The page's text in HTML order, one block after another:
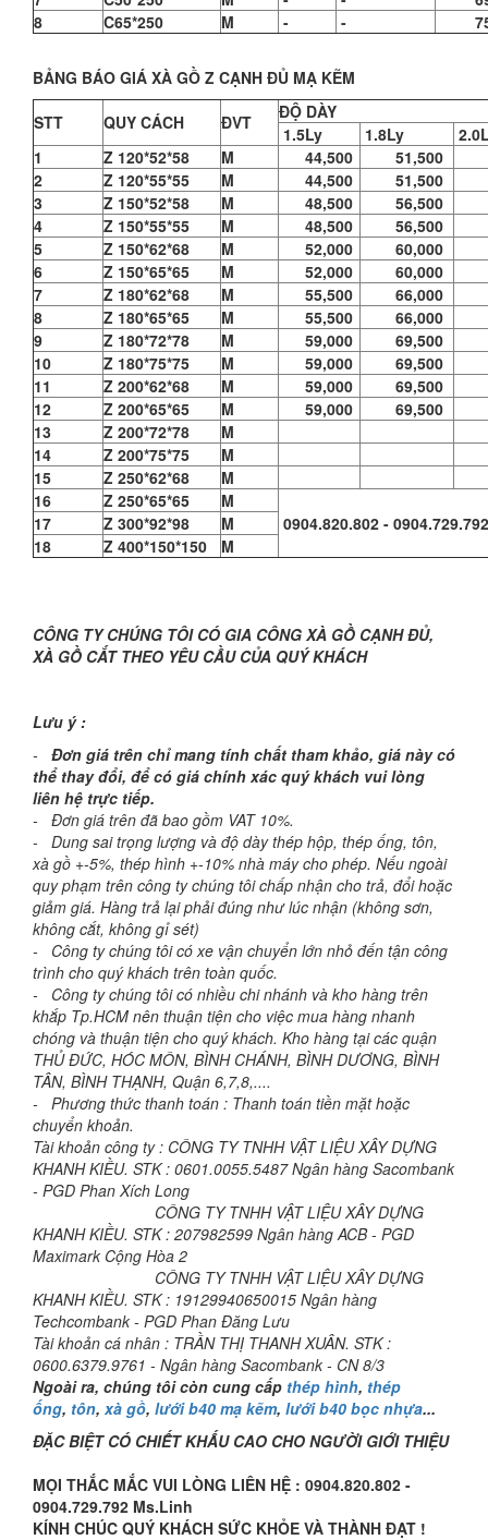
8
C65*250 M - -
BẢNG BÁO GIÁ XÀ GỒ Z CẠNH ĐỦ MẠ KẼM
STT QUY CÁCH ĐVT
ĐỘ DÀY
1.5Ly
1.8Ly
1
Z 120*52*58 M 44,500 51,500
2
Z 120*55*55 M 44,500 51,500
3
Z 150*52*58 M 48,500 56,500
4
Z 150*55*55 M 48,500 56,500
5
Z 150*62*68 M 52,000 60,000
6
Z 150*65*65 M 52,000 60,000
7
Z 180*62*68 M 55,500 66,000
8
Z 180*65*65 M 55,500 66,000
9
Z 180*72*78 M 59,000 69,500
10
Z 180*75*75 M 59,000 69,500
11
Z 200*62*68 M 59,000 69,500
12
Z 200*65*65 M 59,000 69,500
13
Z 200*72*78 M
14
Z 200*75*75 M
15
Z 250*62*68 M
16
Z 250*65*65
M
0904.820.802 -
17 Z 300*92*98
M
18
Z 400*150*150 M
CÔNG TY CHÚNG TÔI CÓ GIA CÔNG XÀ GỒ CẠNH ĐỦ,
XÀ GỒ CẮT THEO YÊU CẦU CỦA QUÝ KHÁCH
Lưu ý :
- Đơn giá trên chỉ mang tính chất tham khảo, giá này có
thể thay đổi, để có giá chính xác quý khách vui lòng
liên hệ trực tiếp.
- Đơn giá trên đã bao gồm VAT 10%.
- Dung sai trọng lượng và độ dày thép hộp, thép ống, tôn,
xà gồ +-5%, thép hình +-10% nhà máy cho phép. Nếu ngoài
quy phạm trên công ty chúng tôi chấp nhận cho trả, đổi hoặc
giảm giá. Hàng trả lại phải đúng như lúc nhận (không sơn,
không cắt, không gỉ sét)
- Công ty chúng tôi có xe vận chuyển lớn nhỏ đến tận công
trình cho quý khách trên toàn quốc.
- Công ty chúng tôi có nhiều chi nhánh và kho hàng trên
khắp Tp.HCM nên thuận tiện cho việc mua hàng nhanh
chóng và thuận tiện cho quý khách. Kho hàng tại các quận
THỦ ĐỨC, HÓC MÔN, BÌNH CHÁNH, BÌNH DƯƠNG, BÌNH
TÂN, BÌNH THẠNH, Quận 6,7,8,....
- Phương thức thanh toán : Thanh toán tiền mặt hoặc
chuyển khoản.
Tài khoản công ty : CÔNG TY TNHH VẬT LIỆU XÂY DỰNG
KHANH KIỀU. STK : 0601.0055.5487 Ngân hàng Sacombank
- PGD Phan Xích Long
CÔNG TY TNHH VẬT LIỆU XÂY DỰNG
KHANH KIỀU. STK : 207982599 Ngân hàng ACB - PGD
Maximark Cộng Hòa 2
CÔNG TY TNHH VẬT LIỆU XÂY DỰNG
KHANH KIỀU. STK : 19129940650015 Ngân hàng
Techcombank - PGD Phan Đăng Lưu
Tài khoản cá nhân : TRẦN THỊ THANH XUÂN. STK :
0600.6379.9761 - Ngân hàng Sacombank - CN 8/3
Ngoài ra, chúng tôi còn cung cấp thép hình, thép
ống, tôn, xà gồ, lưới b40 mạ kẽm, lưới b40 bọc nhựa...
ĐẶC BIỆT CÓ CHIẾT KHẤU CAO CHO NGƯỜI GIỚI THIỆU
MỌI THẮC MẮC VUI LÒNG LIÊN HỆ : 0904.820.802 -
0904.729.792 Ms.Linh
KÍNH CHÚC QUÝ KHÁCH SỨC KHỎE VÀ THÀNH ĐẠT !